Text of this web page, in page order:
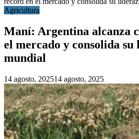
Agricultura
Maní: Argentina alcanza
el mercado y consolida su
mundial
14 agosto, 202514 agosto, 2025